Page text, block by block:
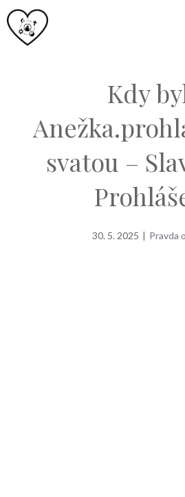
Přeskočit
na
Kdy
svatou –
30. 5. 2025 | Pravda